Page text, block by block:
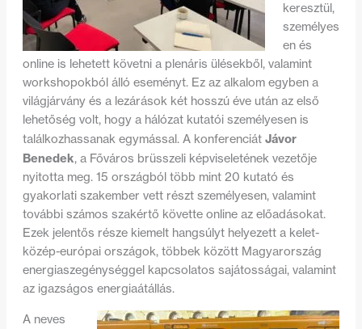
keresztül,
személyes
en és
online is lehetett követni a plenáris ülésekből, valamint
workshopokból álló eseményt. Ez az alkalom egyben a
világjárvány és a lezárások két hosszú éve után az első
lehetőség volt, hogy a hálózat kutatói személyesen is
találkozhassanak egymással. A konferenciát Jávor
Benedek, a Főváros brüsszeli képviseletének vezetője
nyitotta meg. 15 országból több mint 20 kutató és
gyakorlati szakember vett részt személyesen, valamint
további számos szakértő követte online az előadásokat.
Ezek jelentős része kiemelt hangsúlyt helyezett a kelet-
közép-európai országok, többek között Magyarország
energiaszegénységgel kapcsolatos sajátosságai, valamint
az igazságos energiaátállás.
A neves